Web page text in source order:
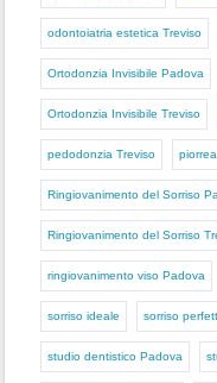
odontoiatria estetica Treviso
Ortodonzia Invisibile Padova
Ortodonzia Invisibile Treviso
pedodonzia Treviso piorrea
Ringiovanimento del Sorriso
Ringiovanimento del Sorriso
ringiovanimento viso Padova
sorriso ideale sorriso
studio dentistico Padova